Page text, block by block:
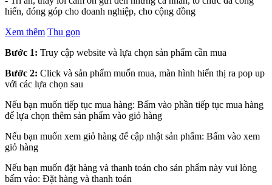
hiến, đóng góp cho doanh nghiệp, cho cộng đồng
Xem thêm Thu gọn
Bước 1: Truy cập website và lựa chọn sản phẩm cần mua
Bước 2: Click và sản phẩm muốn mua, màn hình hiển thị ra pop up
với các lựa chọn sau
Nếu bạn muốn tiếp tục mua hàng: Bấm vào phần tiếp tục mua hàng
để lựa chọn thêm sản phẩm vào giỏ hàng
Nếu bạn muốn xem giỏ hàng để cập nhật sản phẩm: Bấm vào xem
giỏ hàng
Nếu bạn muốn đặt hàng và thanh toán cho sản phẩm này vui lòng
bấm vào: Đặt hàng và thanh toán